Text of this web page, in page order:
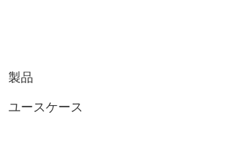
製品
ユースケース